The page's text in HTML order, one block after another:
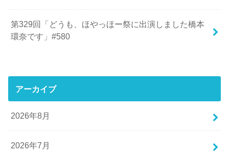
第329回「どうも、ほやっほー祭に出演しました橋本
環奈です」#580
アーカイブ
2026年8月
2026年7月